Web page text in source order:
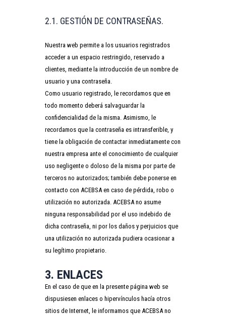
2.1. GESTIÓN DE CONTRASEÑAS.
Nuestra web permite a los usuarios registrados
acceder a un espacio restringido, reservado a
clientes, mediante la introducción de un nombre de
usuario y una contraseña.
Como usuario registrado, le recordamos que en
todo momento deberá salvaguardar la
confidencialidad de la misma. Asimismo, le
recordamos que la contraseña es intransferible, y
tiene la obligación de contactar inmediatamente con
nuestra empresa ante el conocimiento de cualquier
uso negligente o doloso de la misma por parte de
terceros no autorizados; también debe ponerse en
contacto con ACEBSA en caso de pérdida, robo o
utilización no autorizada. ACEBSA no asume
ninguna responsabilidad por el uso indebido de
dicha contraseña, ni por los daños y perjuicios que
una utilización no autorizada pudiera ocasionar a
su legítimo propietario.
3. ENLACES
En el caso de que en la presente página web se
dispusiesen enlaces o hipervínculos hacía otros
sitios de Internet, le informamos que ACEBSA no